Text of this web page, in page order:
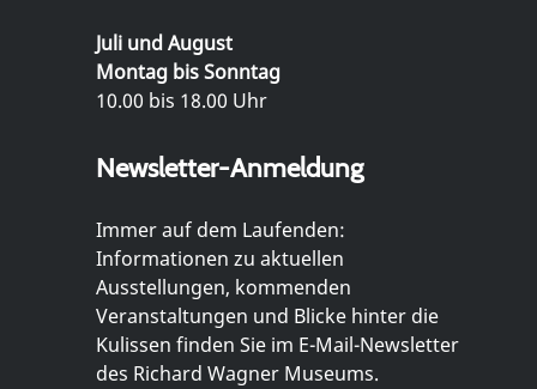
Juli und August
Montag bis Sonntag
10.00 bis 18.00 Uhr
Newsletter-Anmeldung
Immer auf dem Laufenden:
Informationen zu aktuellen
Ausstellungen, kommenden
Veranstaltungen und Blicke hinter die
Kulissen finden Sie im E-Mail-Newsletter
des Richard Wagner Museums.